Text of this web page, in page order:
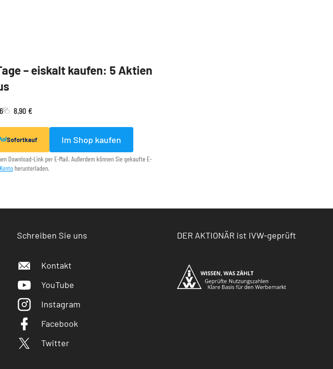
– eiskalt kaufen: 5 Aktien
8,90 €
Sofortkauf Im Shop kaufen
Download-Link per E-Mail. Außerdem können Sie gekaufte E-
Konto herunterladen.
Schreiben Sie uns
Kontakt
YouTube
Instagram
Facebook
Twitter
DER AKTIONÄR ist IVW-geprüft